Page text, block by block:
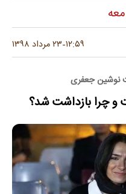
۱۲:۵۹-۲۳ مرداد ۱۳۹۸
نوشین جعفری
چرا بازداشت شد؟